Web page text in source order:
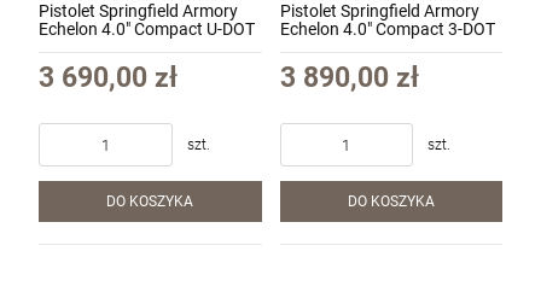
Pistolet Springfield Armory
Echelon 4.0" Compact U-DOT
kal. 9x19 kol. Czarny
(EC9409B-U)
3 690,00 zł
szt.
DO KOSZYKA
Pistolet Springfield Armory
Echelon 4.0" Compact 3-DOT
kal. 9x19 kol. Czarny
(EC9409B-3D)
3 890,00 zł
szt.
DO KOSZYKA